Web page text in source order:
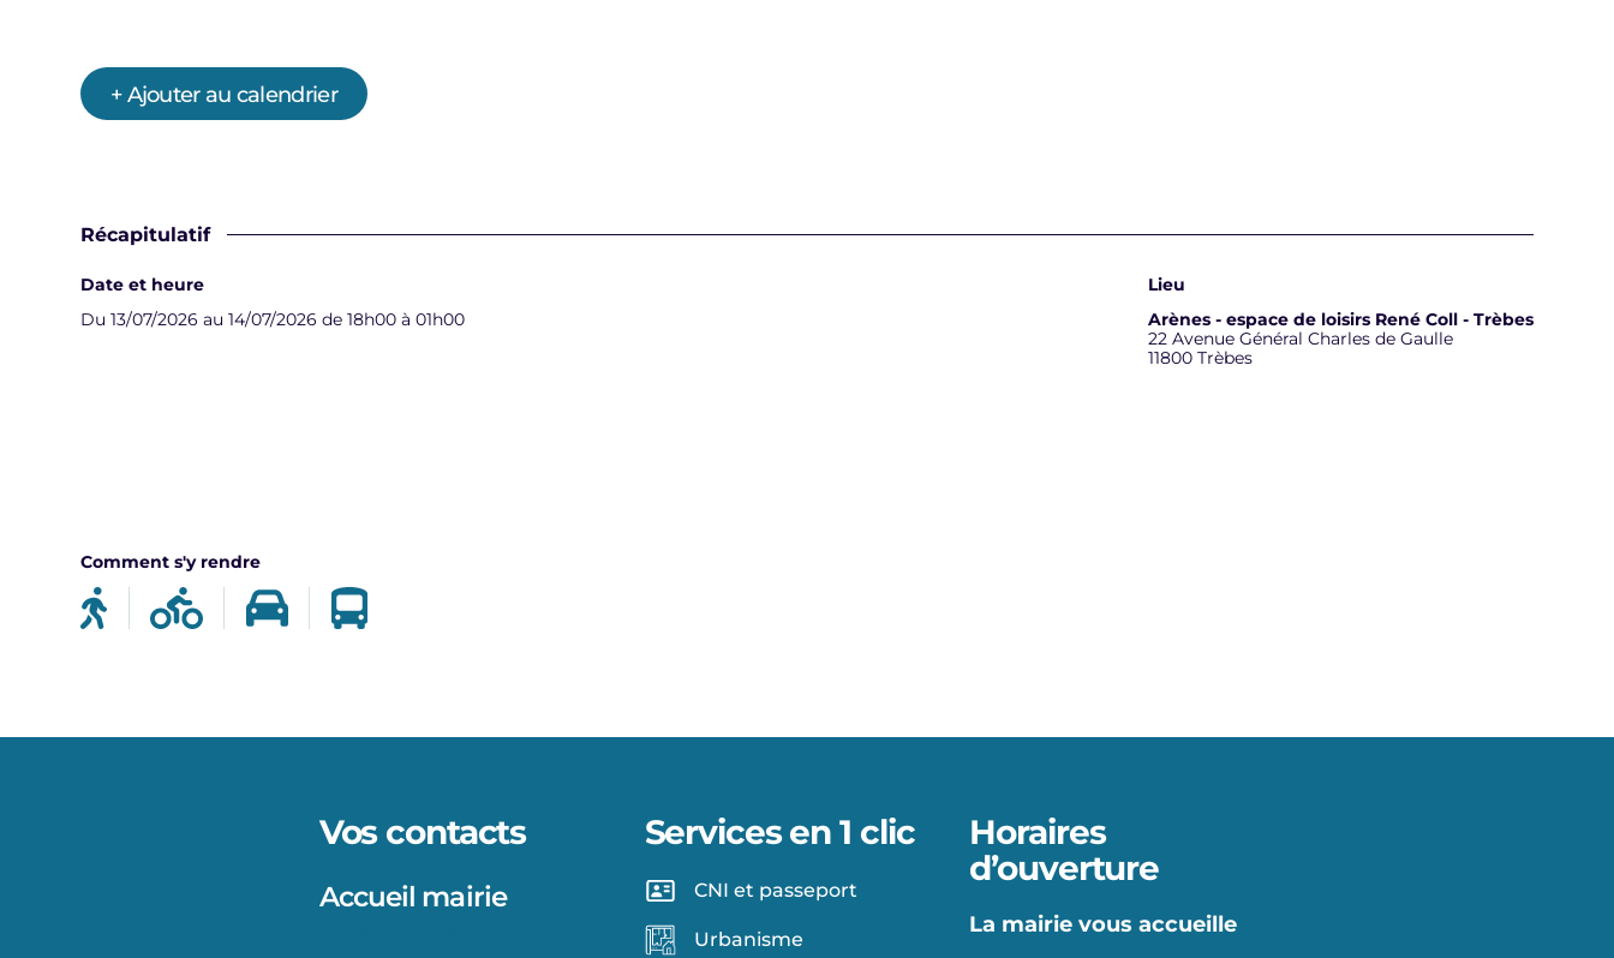
+ Ajouter au calendrier
Récapitulatif
Date et heure
Du 13/07/2026 au 14/07/2026 de 18h00 à 01h00
Lieu
Arènes - espace de loisirs René Coll - Trèbes
22 Avenue Général Charles de Gaulle
11800 Trèbes
Comment s'y rendre
Vos contacts
Accueil mairie
Services en 1 clic
CNI et passeport
Urbanisme
Horaires
d’ouverture
La mairie vous accueille